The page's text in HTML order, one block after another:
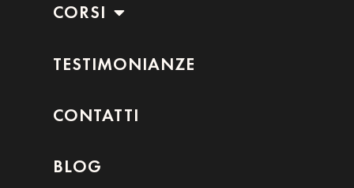
CORSI
TESTIMONIANZE
CONTATTI
BLOG